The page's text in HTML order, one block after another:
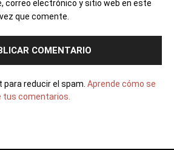
correo electrónico y sitio web en este
que comente.
reducir el spam. Aprende cómo se
tus comentarios.